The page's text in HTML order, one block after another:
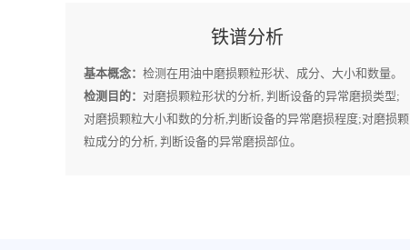
铁谱分析
基本概念： 检测在用油中磨损颗粒形状、成分、大小和数量。
检测目的： 对磨损颗粒形状的分析, 判断设备的异常磨损类型;
对磨损颗粒大小和数的分析,判断设备的异常磨损程度;对磨损颗
粒成分的分析, 判断设备的异常磨损部位。